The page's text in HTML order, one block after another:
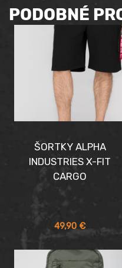
PODOBNÉ
ŠORTKY ALPHA
INDUSTRIES X-FIT
CARGO
49,90 €